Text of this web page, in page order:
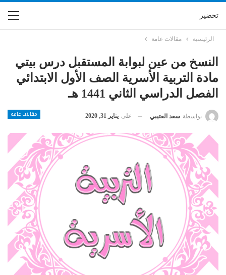
تحضير
الرئيسية مقالات عامة
النسخ من عين لبوابة المستقبل درس بيتي
مادة التربية الأسرية الصف الأول الابتدائي
الفصل الدراسي الثاني 1441 هـ
مقالات عامة بواسطة سعد العتيبي على يناير 31, 2020